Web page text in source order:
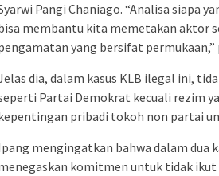
Pangi Chaniago. “Analisa siapa
membantu kita memetakan aktor
yang bersifat
dia, dalam kasus KLB ilegal ini,
Partai Demokrat kecuali rezim
pribadi tokoh non partai
mengingatkan bahwa dalam dua
komitmen untuk tidak